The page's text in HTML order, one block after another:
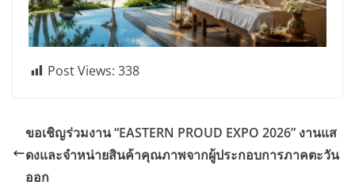
Post Views: 338
ขอเชิญร่วมงาน “EASTERN PROUD EXPO 2026” งานแส
ดงและจำหน่ายสินค้าคุณภาพจากผู้ประกอบการภาคตะวัน
ออก